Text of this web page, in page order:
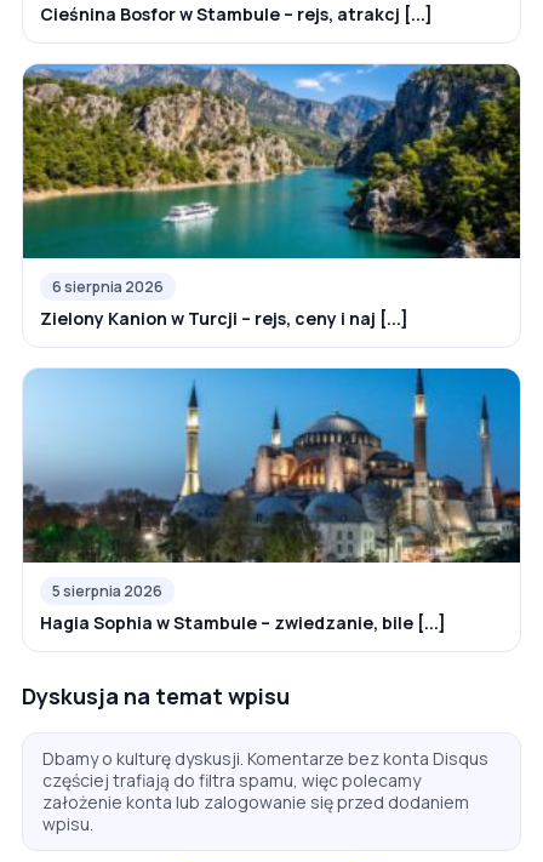
Cieśnina Bosfor w Stambule – rejs, atrakcj [...]
6 sierpnia 2026
Zielony Kanion w Turcji – rejs, ceny i naj [...]
5 sierpnia 2026
Hagia Sophia w Stambule – zwiedzanie, bile [...]
Dyskusja na temat wpisu
Dbamy o kulturę dyskusji. Komentarze bez konta Disqus
częściej trafiają do filtra spamu, więc polecamy
założenie konta lub zalogowanie się przed dodaniem
wpisu.